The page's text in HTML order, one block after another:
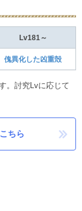
Lv181～
傀異化した凶重殻
。討究Lvに応じて
ちら